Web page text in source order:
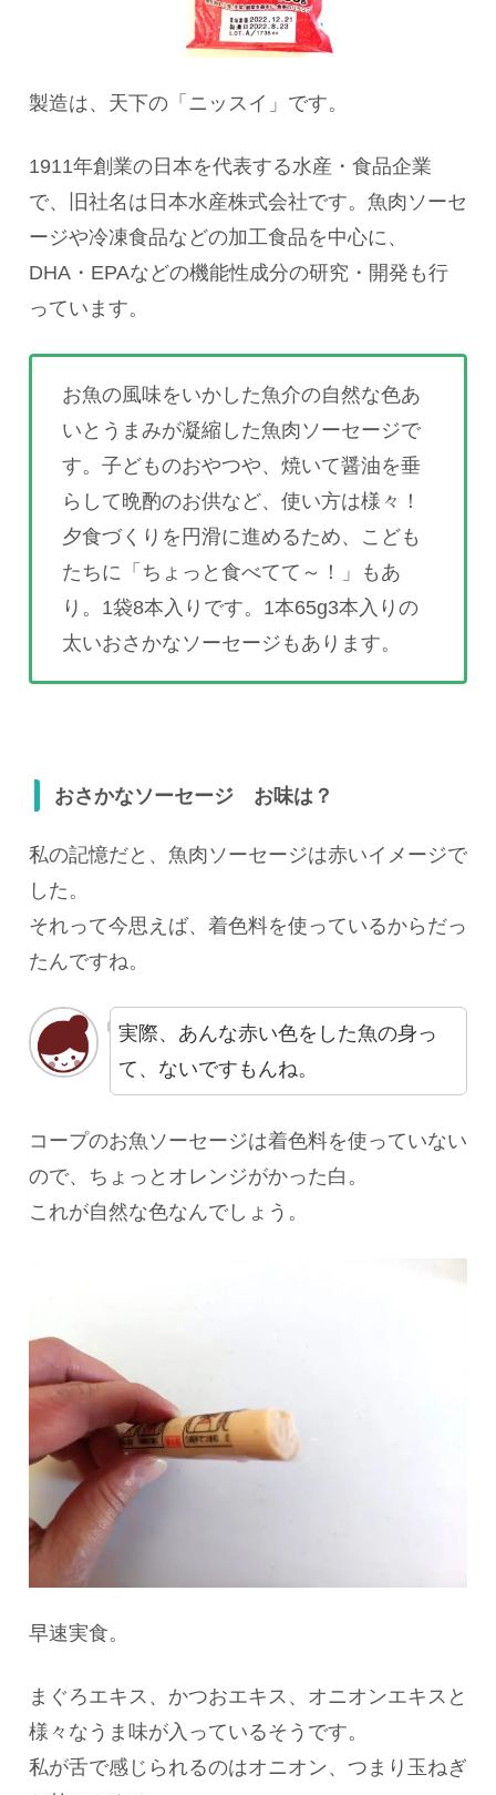
製造は、天下の「ニッスイ」です。
1911年創業の日本を代表する水産・食品企業
で、旧社名は日本水産株式会社です。魚肉ソーセ
ージや冷凍食品などの加工食品を中心に、
DHA・EPAなどの機能性成分の研究・開発も行
っています。
お魚の風味をいかした魚介の自然な色あ
いとうまみが凝縮した魚肉ソーセージで
す。子どものおやつや、焼いて醤油を垂
らして晩酌のお供など、使い方は様々！
夕食づくりを円滑に進めるため、こども
たちに「ちょっと食べてて～！」もあ
り。1袋8本入りです。1本65g3本入りの
太いおさかなソーセージもあります。
おさかなソーセージ お味は？
私の記憶だと、魚肉ソーセージは赤いイメージで
した。
それって今思えば、着色料を使っているからだっ
たんですね。
実際、あんな赤い色をした魚の身っ
て、ないですもんね。
コープのお魚ソーセージは着色料を使っていない
ので、ちょっとオレンジがかった白。
これが自然な色なんでしょう。
早速実食。
まぐろエキス、かつおエキス、オニオンエキスと
様々なうま味が入っているそうです。
私が舌で感じられるのはオニオン、つまり玉ねぎ